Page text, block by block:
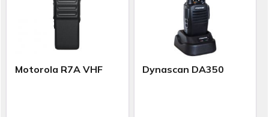
Motorola R7A VHF Dynascan DA350